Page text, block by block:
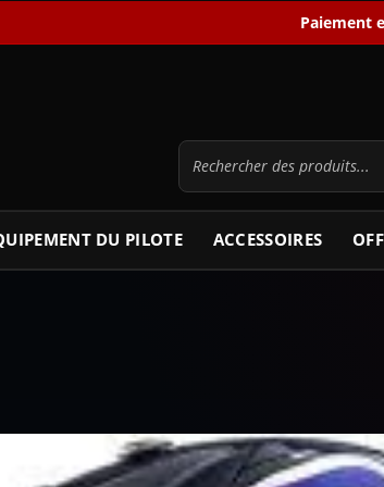
Paiement
DU PILOTE ACCESSOIRES